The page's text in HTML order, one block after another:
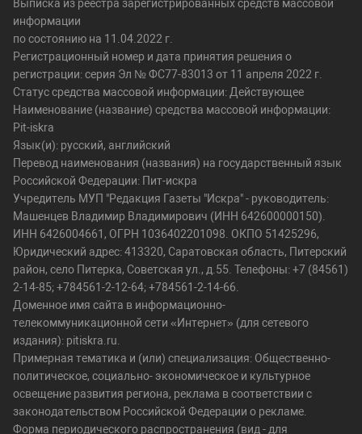
Выписка из реестра зарегистрированных средств массовой
информации
по состоянию на 11.04.2022 г.
Регистрационный номер и дата принятия решения о
регистрации: серия Эл № ФС77-83013 от 11 апреля 2022 г.
Статус средства массовой информации: Действующее
Наименование (название) средства массовой информации:
Pit-iskra
Язык(и): русский, английский
Перевод наименования (названия) на государственный язык
Российской Федерации: Пит-искра
Учредитель МУП "Редакция Газеты "Искра" - руководитель:
Машенцев Владимир Владимирович (ИНН 642600000150).
ИНН 6426004661, ОГРН 1036402201098. ОКПО 51425296,
Юридический адрес: 413320, Саратовская область, Питерский
район, село Питерка, Советская ул., д.55. Телефоны: +7 (84561)
2-14-85; +784561-2-12-64; +784561-2-14-66.
Доменное имя сайта в информационно-
телекоммуникационной сети «Интернет» (для сетевого
издания): pitiskra.ru.
Примерная тематика и (или) специализация: Общественно-
политическое, социально- экономическое и культурное
освещение развития региона, реклама в соответствии с
законодательством Российской Федерации о рекламе.
Форма периодического распространения (вид - для